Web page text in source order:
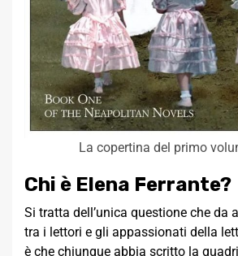
La copertina del primo
Chi è Elena Ferrante?
Si tratta dell’unica questione che da
tra i lettori e gli appassionati della
è che chiunque abbia scritto la